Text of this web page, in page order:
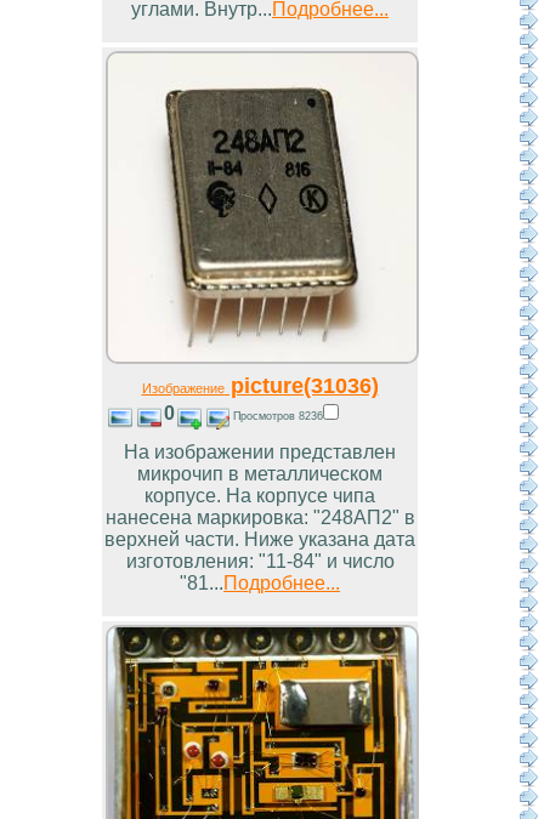
углами. Внутр...Подробнее...
Изображениеpicture(31036)
0 Просмотров 8236
На изображении представлен
микрочип в металлическом
корпусе. На корпусе чипа
нанесена маркировка: "248АП2" в
верхней части. Ниже указана дата
изготовления: "11-84" и число
"81...Подробнее...